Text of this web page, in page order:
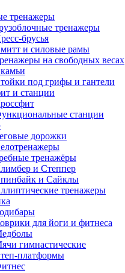
тренажеры
тренажеры
брусья
и силовые рамы
на свободных весах
под грифы и гантели
и станции
станции
дорожки
тренажёры
и Степпер
и Сайклы
тренажеры
для йоги и фитнеса
гимнастические
платформы